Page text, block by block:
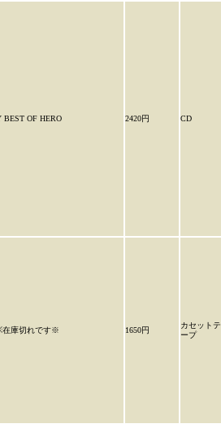
BEST OF HERO 2420円 CD
在庫切れです※ 1650円
カセットテ
ープ